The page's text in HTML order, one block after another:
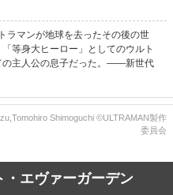
ラマンが地球を去ったその後の世
等身大ヒーロー」としてのウルト
の主人公の息子だった。――新世代
Shimoguchi ©ULTRAMAN製作
委員会
エヴァーガーデン